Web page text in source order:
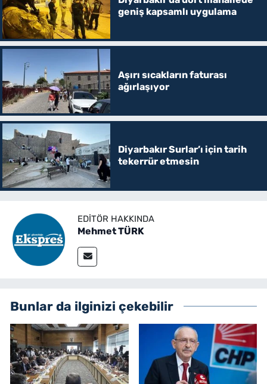
geniş kapsamlı uygulama
Aşırı sıcakların faturası
ağırlaşıyor
Diyarbakır Surlar’ı için tarih
tekerrür etmesin
EDITÖR HAKKINDA
Mehmet TÜRK
Bunlar da ilginizi çekebilir